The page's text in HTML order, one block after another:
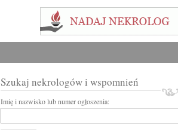
Szukaj nekrologów i wspomnień
Imię i nazwisko lub numer ogłoszenia: